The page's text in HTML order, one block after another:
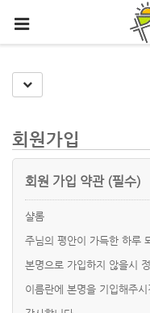
Toggle Dropdown
회원가입
회원 가입 약관 (필수)
샬롬
주님의 평안이 가득한 하루
본명으로 가입하지 않을시
이름란에 본명을 기입해주시